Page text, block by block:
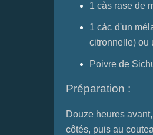
1 càs rase de
1 càc d'un
citronnelle) ou
Poivre de
Préparation :
Douze heures
côtés, puis au